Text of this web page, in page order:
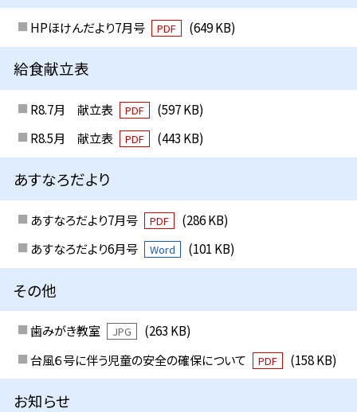
HPほけんだより7月号 PDF (649 KB)
給食献立表
R8.7月 献立表 PDF
(597 KB)
R8.5月 献立表
PDF (443 KB)
あすなろだより
あすなろだより7月号 PDF
(286 KB)
あすなろだより6月号
Word (101 KB)
その他
歯みがき教室 JPG
(263 KB)
台風６号に伴う児童の安全の確保について
PDF (158 KB)
お知らせ